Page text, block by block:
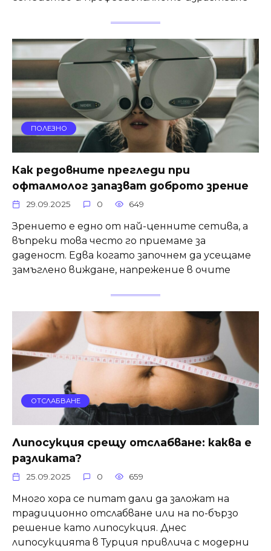
ПОЛЕЗНО
Как редовните прегледи при
офталмолог запазват доброто зрение
29.09.2025 0 649
Зрението е едно от най-ценните сетива, а
въпреки това често го приемаме за
даденост. Едва когато започнем да усещаме
замъглено виждане, напрежение в очите
ОТСЛАБВАНЕ
Липосукция срещу отслабване: каква е
разликата?
25.09.2025 0 659
Много хора се питат дали да заложат на
традиционно отслабване или на по-бързо
решение като липосукция. Днес
липосукцията в Турция привлича с модерни